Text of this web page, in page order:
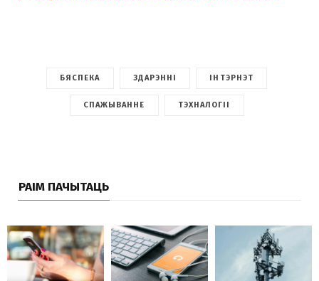
БЯСПЕКА ЗДАРЭННІ ІНТЭРНЭТ
СПАЖЫВАННЕ ТЭХНАЛОГІІ
РАІМ ПАЧЫТАЦЬ